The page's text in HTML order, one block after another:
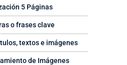
5 Páginas
o frases clave
textos e imágenes
de Imágenes